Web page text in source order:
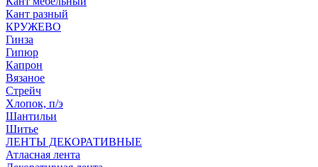
Кант разный
КРУЖЕВО
Гинза
Гипюр
Капрон
Вязаное
Стрейч
Хлопок, п/э
Шантильи
Шитье
ЛЕНТЫ ДЕКОРАТИВНЫЕ
Атласная лента